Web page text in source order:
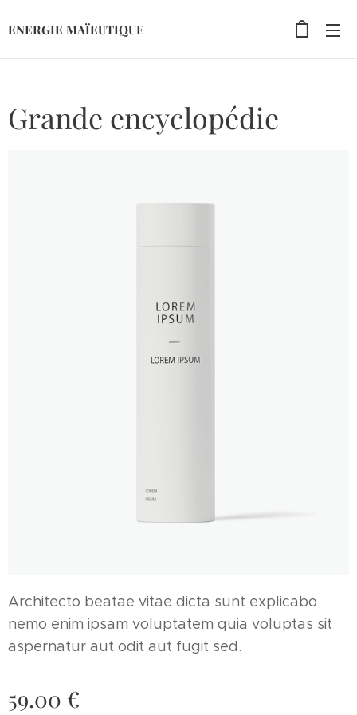
ENERGIE MAÏEUTIQUE
Grande encyclopédie
Architecto beatae vitae dicta sunt explicabo
nemo enim ipsam voluptatem quia voluptas sit
aspernatur aut odit aut fugit sed.
59.00 €